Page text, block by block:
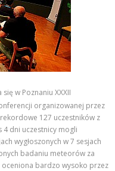
się w Poznaniu XXXII
organizowanej przez
127 uczestników z
4 dni uczestnicy mogli
wygłoszonych w 7 sesjach
badaniu meteorów za
bardzo wysoko przez